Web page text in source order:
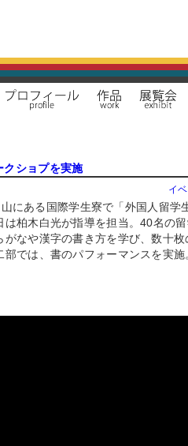
クショプを実施
イ
にある国際学生寮で「外国人留学
は柏木白光が指導を担当。40名の
がなや漢字の書き方を学び、数十
では、書のパフォーマンスを実